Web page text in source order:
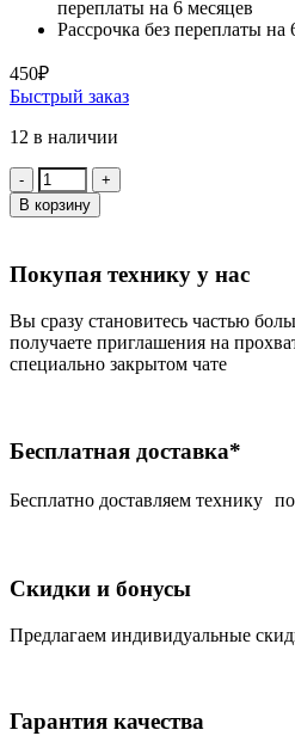
переплаты на 6 месяцев
Рассрочка без переплаты на
450₽
Быстрый заказ
12 в наличии
Количество:
В корзину
Покупая технику у нас
Вы сразу становитесь частью
получаете приглашения на
специально закрытом чате
Бесплатная доставка*
Беcплатно доставляем технику
Скидки и бонусы
Предлагаем индивидуальные
Гарантия качества